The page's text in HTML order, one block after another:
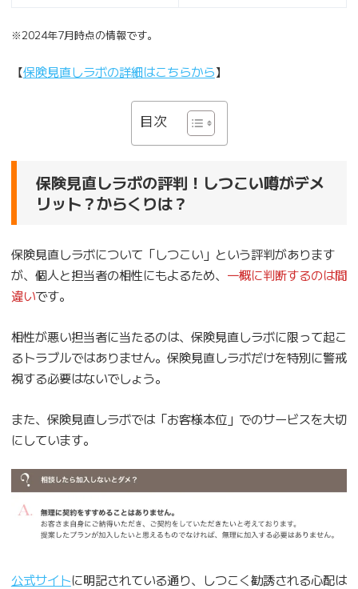
※2024年7月時点の情報です。
【保険見直しラボの詳細はこちらから】
目次
保険見直しラボの評判！しつこい噂がデメ
リット？からくりは？
保険見直しラボについて「しつこい」という評判があります
が、個人と担当者の相性にもよるため、 一概に判断するのは間
違いです。
相性が悪い担当者に当たるのは、保険見直しラボに限って起こ
るトラブルではありません。保険見直しラボだけを特別に警戒
視する必要はないでしょう。
また、保険見直しラボでは「お客様本位」でのサービスを大切
にしています。
公式サイトに明記されている通り、しつこく勧誘される心配は